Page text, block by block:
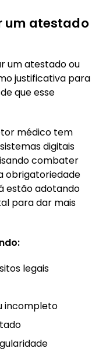
um atestado
um atestado ou
justificativa para
que esse
médico tem
digitais
combater
obrigatoriedade
estão adotando
para dar mais
legais
incompleto